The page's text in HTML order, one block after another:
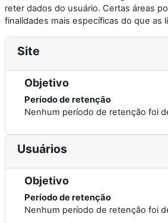
reter dados do usuário. Certas áreas
finalidades mais específicas do que as
Site
Objetivo
Período de retenção
Nenhum período de retenção foi
Usuários
Objetivo
Período de retenção
Nenhum período de retenção foi